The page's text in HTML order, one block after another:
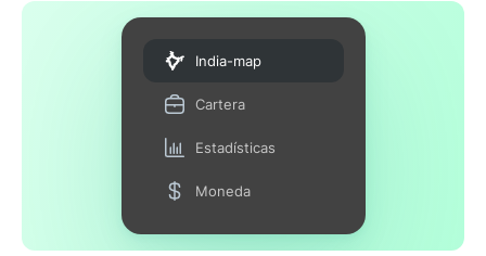
India-map
Cartera
Estadísticas
Moneda